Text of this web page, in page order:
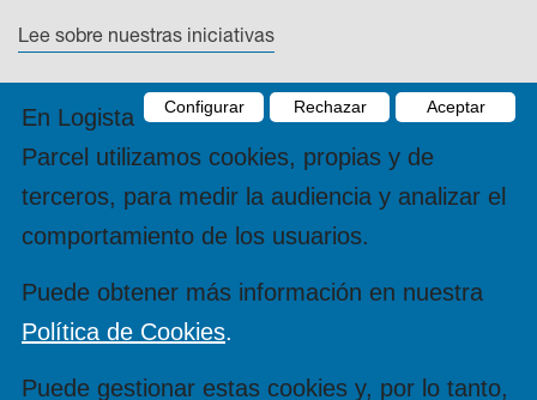
Lee sobre nuestras iniciativas
Contacta
DRONAS 2002, S.L.Energía, 25-29, Polígono Industrial
Nordeste 08740 - Sant Andreu de la Barca (Barcelona) CIF
B62745765 Tel: 900 10 22 44 parcel@logista.com
Aceptar
Rechazar
Configurar
En Logista
Parcel utilizamos cookies, propias y de
terceros, para medir la audiencia y analizar el
comportamiento de los usuarios.
Puede obtener más información en nuestra
Política de Cookies.
Puede gestionar estas cookies y, por lo tanto,